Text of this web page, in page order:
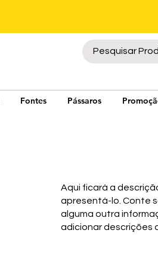
Fontes Pássaros
Aqui ficará a
apresentá-lo. Conte
alguma outra
adicionar descrições